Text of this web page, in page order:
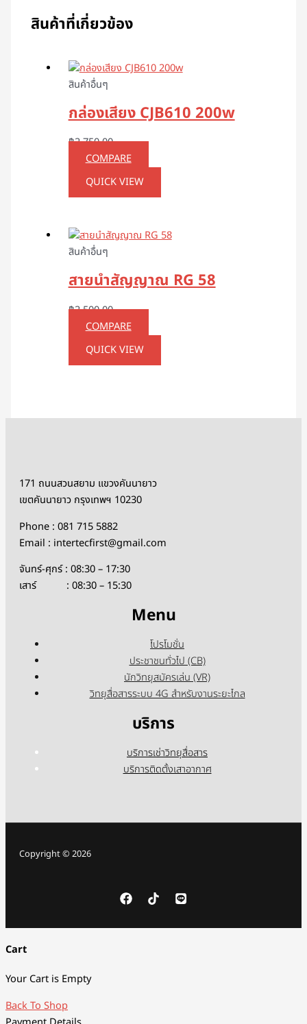
สินค้าที่เกี่ยวข้อง
สินค้าอื่นๆ
กล่องเสียง CJB610 200w
฿2,750.00
COMPARE
QUICK VIEW
สินค้าอื่นๆ
สายนำสัญญาณ RG 58
฿2,500.00
COMPARE
QUICK VIEW
171 ถนนสวนสยาม แขวงคันนายาว
เขตคันนายาว กรุงเทพฯ 10230
Phone : 081 715 5882
Email : intertecfirst@gmail.com
จันทร์-ศุกร์ : 08:30 – 17:30
เสาร์ : 08:30 – 15:30
Menu
โปรโมชั่น
ประชาชนทั่วไป (CB)
นักวิทยุสมัครเล่น (VR)
วิทยุสื่อสารระบบ 4G สำหรับงานระยะไกล
บริการ
บริการเช่าวิทยุสื่อสาร
บริการติดตั้งเสาอากาศ
Copyright © 2026
Cart
Your Cart is Empty
Back To Shop